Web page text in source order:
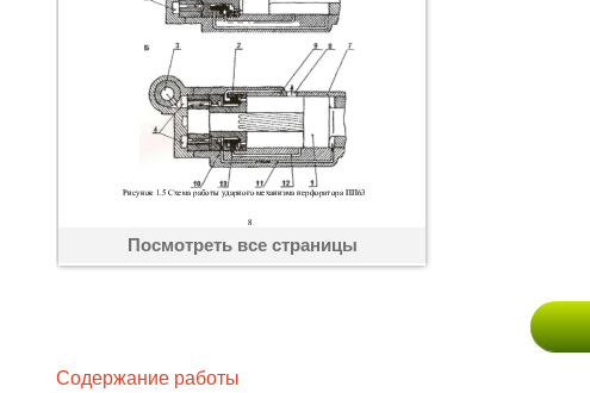
Посмотреть все страницы
Содержание работы